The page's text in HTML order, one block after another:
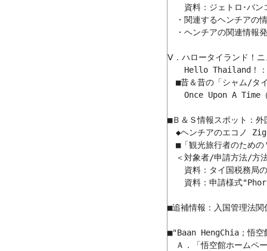
資料：ジェトロ･バン
・関連するヘンチアの
・ヘンチアの関連情報
Ⅴ．ハロータイランド！
Hello Thailand！：
■昔＆昔の「シャム/タ
Once Upon A Time
■Ｂ＆Ｓ情報スポット：
◆ヘンチアのエコノ Zig
■「観光旅行者のため
＜対象者/申請方法/方
資料：タイ国税務局の
資料：申請様式
■追補情報：入国管理法
■"Baan HengChia；悟空
Ａ．「悟空館ホームペ